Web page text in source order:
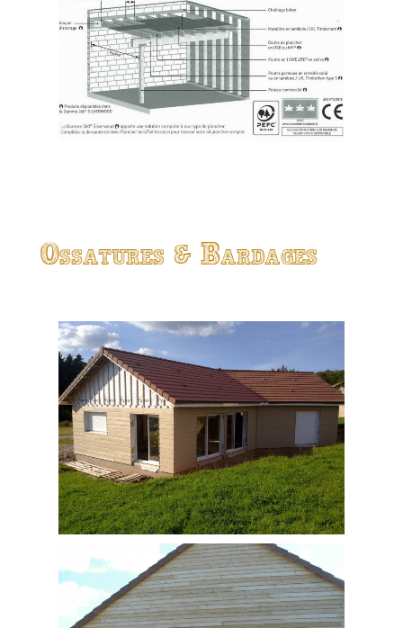
Ossatures & Bardages